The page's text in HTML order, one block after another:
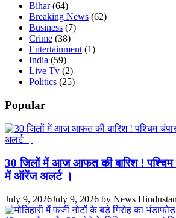
Bihar(64)
Breaking News (62)
Business (7)
Crime (38)
Entertainment(1)
India (59)
Live Tv (2)
Politics (25)
Popular
30 जिलों में आज आफत की बारिश ! पश्चिम
में ऑरेंज अलर्ट ।
July 9, 2026July 9, 2026 by News Hindustan